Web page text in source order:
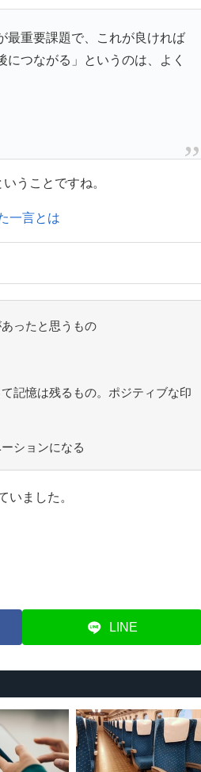
最重要課題で、これが良ければ
つながる」というのは、よく
うことですね。
一言とは
ったと思うもの
記憶は残るもの。ポジティブな印
ションになる
いました。
LINE